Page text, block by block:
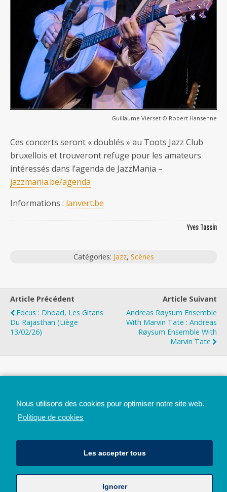
Guillaume Vierset © Robert Hansenne
Ces concerts seront « doublés » au Toots Jazz Club
bruxellois et trouveront refuge pour les amateurs
intéressés dans l’agenda de JazzMania –
jazzmania.be/agenda
Informations : lanvert.be
Yves Tassin
Catégories: Jazz, Scènes
Article Précédent
Focus : Dhoad, Les Gitans
Du Rajasthan (Liège
13/02/26)
Article Suivant
Andreas Røysum Ensemble
With Marvin Tate : Andreas
Røysum Ensemble With
Marvin Tate
Nous utilisons des cookies pour optimiser notre site web.
Politique de cookies
Les accepter tous
Ignorer